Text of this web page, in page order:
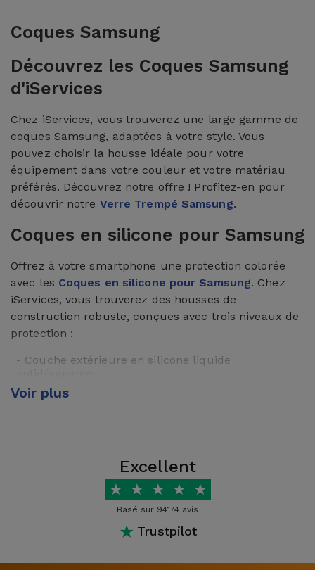
Coques Samsung
Découvrez les Coques Samsung
d'iServices
Chez iServices, vous trouverez une large gamme de
coques Samsung, adaptées à votre style. Vous
pouvez choisir la housse idéale pour votre
équipement dans votre couleur et votre matériau
préférés. Découvrez notre offre ! Profitez-en pour
découvrir notre Verre Trempé Samsung.
Coques en silicone pour Samsung
Offrez à votre smartphone une protection colorée
avec les Coques en silicone pour Samsung. Chez
iServices, vous trouverez des housses de
construction robuste, conçues avec trois niveaux de
protection :
- Couche extérieure en silicone liquide
- Couche intérieure en PVC, qui apporte structure
et protège contre les impacts physiques plus forts
Il s'agit de couvertures qui offrent une couverture
sur toute la couverture arrière et le cadre latéral.
Découvrez nos coques en silicone pour Samsung en
Noir, Sable, Bleu ou Rouge.
Voir plus
Excellent
★ ★ ★ ★ ★
Basé sur 94174 avis
★ Trustpilot